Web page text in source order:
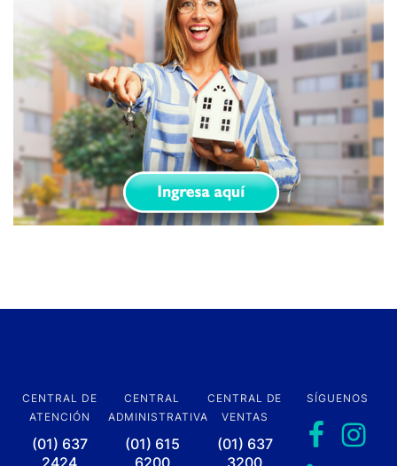
CENTRAL DE
ATENCIÓN
(01) 637
CENTRAL
ADMINISTRATIVA
(01) 615
CENTRAL DE
VENTAS
(01) 637
SÍGUENOS